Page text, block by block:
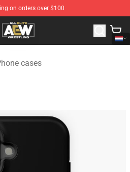
on orders over $100
Merchandise Store
cases